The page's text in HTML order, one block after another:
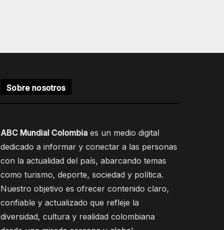
Sobre nosotros
ABC Mundial Colombia es un medio digital
dedicado a informar y conectar a las personas
con la actualidad del país, abarcando temas
como turismo, deporte, sociedad y política.
Nuestro objetivo es ofrecer contenido claro,
confiable y actualizado que refleje la
diversidad, cultura y realidad colombiana